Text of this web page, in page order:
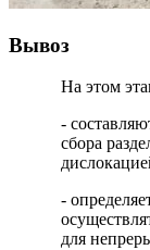
Вывоз
На этом
-
сбора
-
для